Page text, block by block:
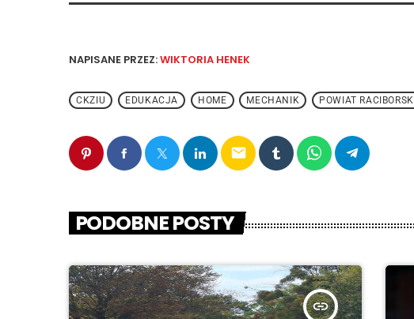
NAPISANE PRZEZ:WIKTORIA HENEK
CKZIU EDUKACJA HOME MECHANIK POWIAT RACIBORSKI
email
PODOBNE POSTY
insert_link